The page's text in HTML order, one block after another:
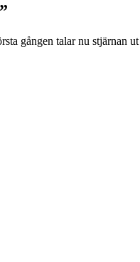
gången talar nu stjärnan